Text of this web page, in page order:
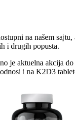
na našem sajtu,
i drugih popusta.
je aktuelna akcija do
i na K2D3